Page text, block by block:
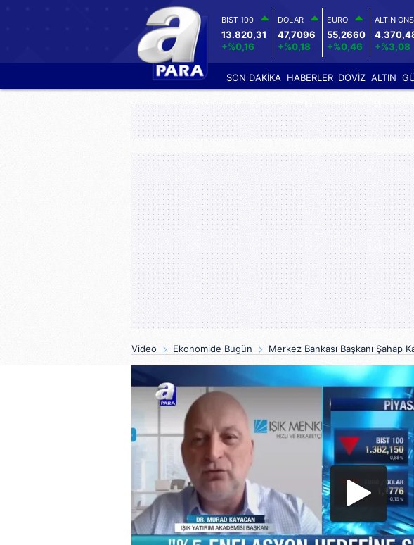
BIST 100
13.820,31
+%0,16
DOLAR
47,7096
+%0,18
EURO
55,2660
+%0,46
ALTIN ONS
+%3,08
SON DAKİKA HABERLER DÖVİZ ALTIN
Video Ekonomide Bugün Merkez Bankası Başkanı Şahap